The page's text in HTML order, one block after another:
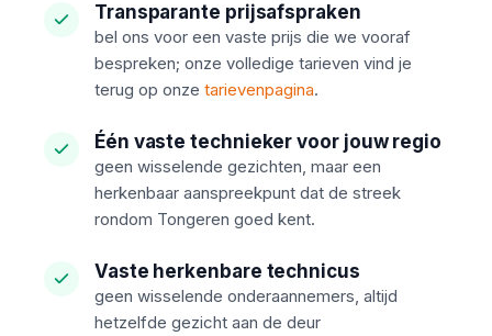
Transparante prijsafspraken
bel ons voor een vaste prijs die we vooraf
bespreken; onze volledige tarieven vind je
terug op onze tarievenpagina.
Één vaste technieker voor jouw regio
geen wisselende gezichten, maar een
herkenbaar aanspreekpunt dat de streek
rondom Tongeren goed kent.
Vaste herkenbare technicus
geen wisselende onderaannemers, altijd
hetzelfde gezicht aan de deur